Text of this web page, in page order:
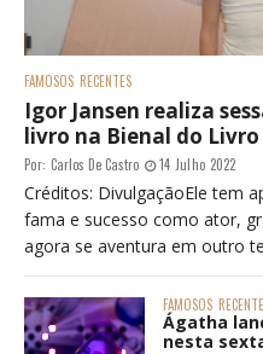
FAMOSOS RECENTES
Igor Jansen realiza
livro na Bienal do Livro
Por: Carlos De Castro 14 Julho 2022
Créditos: DivulgaçãoEle tem
fama e sucesso como ator,
agora se aventura em outro
FAMOSOS
Ágatha
nesta